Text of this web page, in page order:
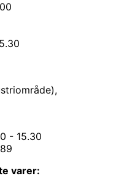
- 15.30
varer: